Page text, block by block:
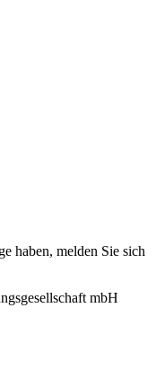
haben, melden Sie sich
mbH